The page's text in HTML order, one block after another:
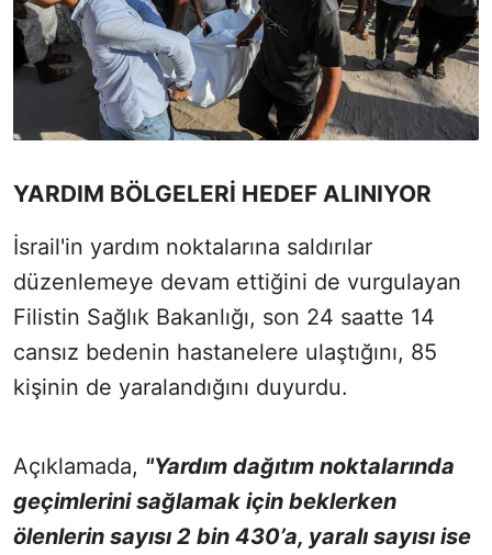
YARDIM BÖLGELERİ HEDEF ALINIYOR
İsrail'in yardım noktalarına saldırılar
düzenlemeye devam ettiğini de vurgulayan
Filistin Sağlık Bakanlığı, son 24 saatte 14
cansız bedenin hastanelere ulaştığını, 85
kişinin de yaralandığını duyurdu.
Açıklamada, "Yardım dağıtım noktalarında
geçimlerini sağlamak için beklerken
ölenlerin sayısı 2 bin 430’a, yaralı sayısı ise